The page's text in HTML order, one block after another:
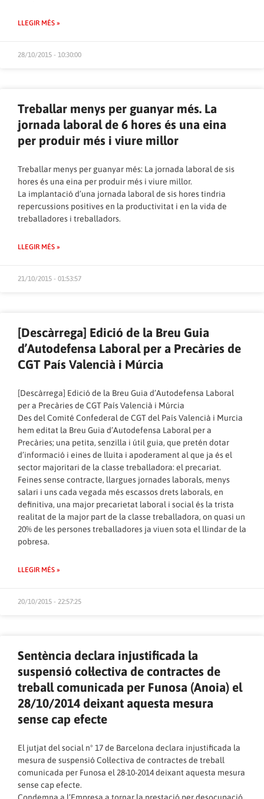
LLEGIR MÉS »
28/10/2015 - 10:30:00
Treballar menys per guanyar més. La
jornada laboral de 6 hores és una eina
per produir més i viure millor
Treballar menys per guanyar més: La jornada laboral de sis
hores és una eina per produir més i viure millor.
La implantació d’una jornada laboral de sis hores tindria
repercussions positives en la productivitat i en la vida de
treballadores i treballadors.
LLEGIR MÉS »
21/10/2015 - 01:53:57
[Descàrrega] Edició de la Breu Guia
d’Autodefensa Laboral per a Precàries de
CGT País Valencià i Múrcia
[Descàrrega] Edició de la Breu Guia d’Autodefensa Laboral
per a Precàries de CGT País Valencià i Múrcia
Des del Comité Confederal de CGT del País Valencià i Murcia
hem editat la Breu Guia d’Autodefensa Laboral per a
Precàries; una petita, senzilla i útil guia, que pretén dotar
d’informació i eines de lluita i apoderament al que ja és el
sector majoritari de la classe treballadora: el precariat.
Feines sense contracte, llargues jornades laborals, menys
salari i uns cada vegada més escassos drets laborals, en
definitiva, una major precarietat laboral i social és la trista
realitat de la major part de la classe treballadora, on quasi un
20% de les persones treballadores ja viuen sota el llindar de la
pobresa.
LLEGIR MÉS »
20/10/2015 - 22:57:25
Sentència declara injustificada la
suspensió col·lectiva de contractes de
treball comunicada per Funosa (Anoia) el
28/10/2014 deixant aquesta mesura
sense cap efecte
El jutjat del social nº 17 de Barcelona declara injustificada la
mesura de suspensió Col·lectiva de contractes de treball
comunicada per Funosa el 28-10-2014 deixant aquesta mesura
sense cap efecte.